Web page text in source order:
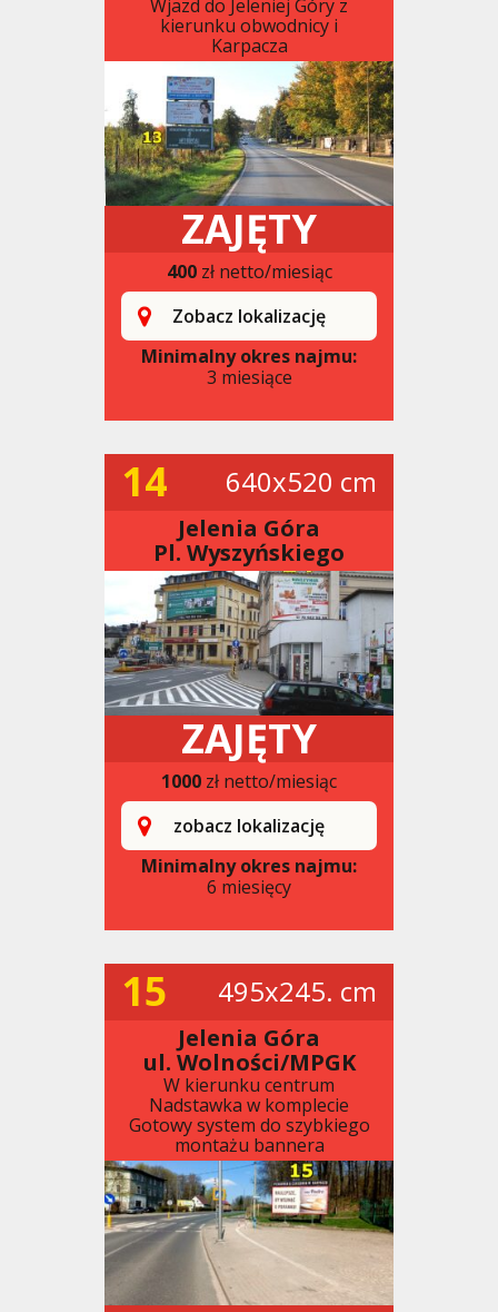
Wjazd do Jeleniej Góry z
kierunku obwodnicy i
Karpacza
ZAJĘTY
400zł netto/miesiąc
Zobacz lokalizację
Minimalny okres najmu:
3 miesiące
14 640x520 cm
Jelenia Góra
Pl. Wyszyńskiego
ZAJĘTY
1000 zł netto/miesiąc
zobacz lokalizację
Minimalny okres najmu:
6 miesięcy
15 495x245. cm
Jelenia Góra
ul. Wolności/MPGK
W kierunku centrum
Nadstawka w komplecie
Gotowy system do szybkiego
montażu bannera